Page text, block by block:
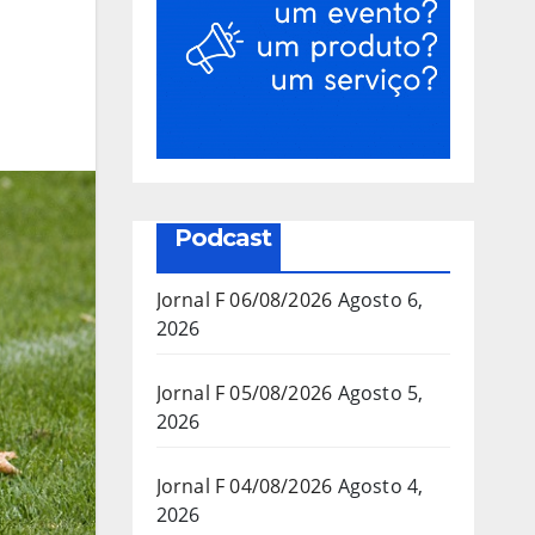
Podcast
Jornal F 06/08/2026 Agosto 6,
2026
Jornal F 05/08/2026 Agosto 5,
2026
Jornal F 04/08/2026 Agosto 4,
2026